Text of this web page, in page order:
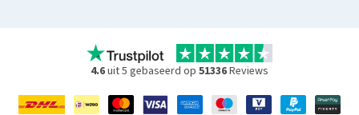
4.6uit 5 gebaseerd op 51336Reviews